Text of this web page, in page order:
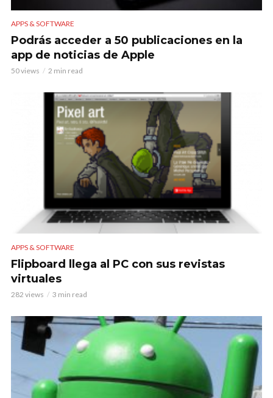
APPS & SOFTWARE
Podrás acceder a 50 publicaciones en la
app de noticias de Apple
50 views 2 min read
APPS & SOFTWARE
Flipboard llega al PC con sus revistas
virtuales
282 views 3 min read